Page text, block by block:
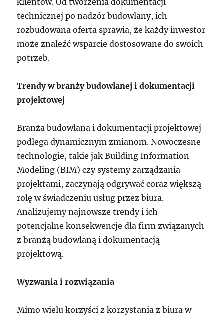
klientów. Od tworzenia dokumentacji
technicznej po nadzór budowlany, ich
rozbudowana oferta sprawia, że każdy inwestor
może znaleźć wsparcie dostosowane do swoich
potrzeb.
Trendy w branży budowlanej i dokumentacji
projektowej
Branża budowlana i dokumentacji projektowej
podlega dynamicznym zmianom. Nowoczesne
technologie, takie jak Building Information
Modeling (BIM) czy systemy zarządzania
projektami, zaczynają odgrywać coraz większą
rolę w świadczeniu usług przez biura.
Analizujemy najnowsze trendy i ich
potencjalne konsekwencje dla firm związanych
z branżą budowlaną i dokumentacją
projektową.
Wyzwania i rozwiązania
Mimo wielu korzyści z korzystania z biura w